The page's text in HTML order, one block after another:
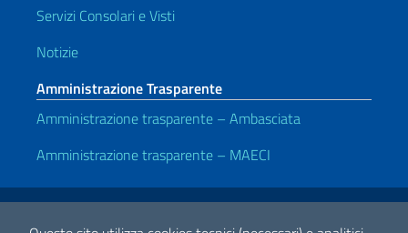
Servizi Consolari e Visti
Notizie
Amministrazione Trasparente
Amministrazione trasparente – Ambasciata
Amministrazione trasparente – MAECI
Link Utili